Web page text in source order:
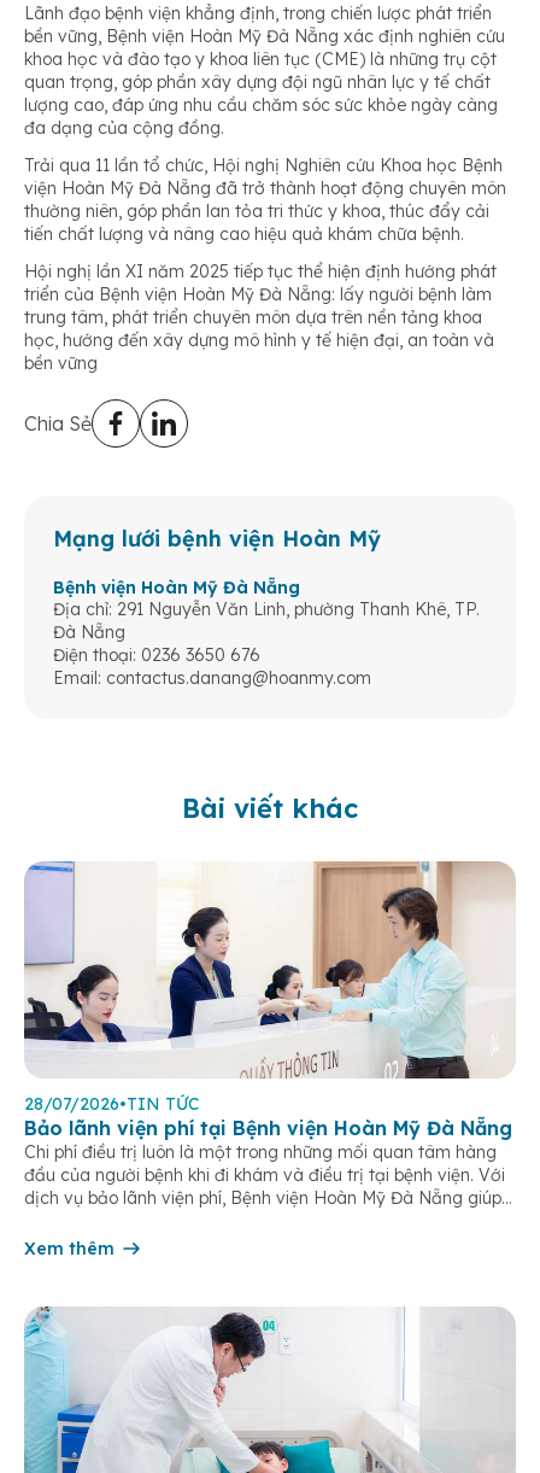
Lãnh đạo bệnh viện khẳng định, trong chiến lược phát triển
bền vững, Bệnh viện Hoàn Mỹ Đà Nẵng xác định nghiên cứu
khoa học và đào tạo y khoa liên tục (CME) là những trụ cột
quan trọng, góp phần xây dựng đội ngũ nhân lực y tế chất
lượng cao, đáp ứng nhu cầu chăm sóc sức khỏe ngày càng
đa dạng của cộng đồng.
Trải qua 11 lần tổ chức, Hội nghị Nghiên cứu Khoa học Bệnh
viện Hoàn Mỹ Đà Nẵng đã trở thành hoạt động chuyên môn
thường niên, góp phần lan tỏa tri thức y khoa, thúc đẩy cải
tiến chất lượng và nâng cao hiệu quả khám chữa bệnh.
Hội nghị lần XI năm 2025 tiếp tục thể hiện định hướng phát
triển của Bệnh viện Hoàn Mỹ Đà Nẵng: lấy người bệnh làm
trung tâm, phát triển chuyên môn dựa trên nền tảng khoa
học, hướng đến xây dựng mô hình y tế hiện đại, an toàn và
bền vững
Chia Sẻ
Mạng lưới bệnh viện Hoàn Mỹ
Bệnh viện Hoàn Mỹ Đà Nẵng
Địa chỉ: 291 Nguyễn Văn Linh, phường Thanh Khê, TP.
Đà Nẵng
Điện thoại: 0236 3650 676
Email: contactus.danang@hoanmy.com
Bài viết khác
28/07/2026•TIN TỨC
Bảo lãnh viện phí tại Bệnh viện Hoàn Mỹ Đà Nẵng
Chi phí điều trị luôn là một trong những mối quan tâm hàng
đầu của người bệnh khi đi khám và điều trị tại bệnh viện. Với
dịch vụ bảo lãnh viện phí, Bệnh viện Hoàn Mỹ Đà Nẵng giúp
tục thanh toán […]
Xem thêm